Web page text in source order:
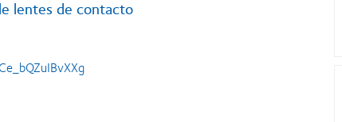
lentes de contacto